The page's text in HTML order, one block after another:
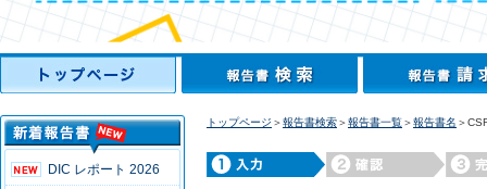
DIC レポート 2026
トップページ ＞報告書検索＞報告書一覧＞報告書名 ＞